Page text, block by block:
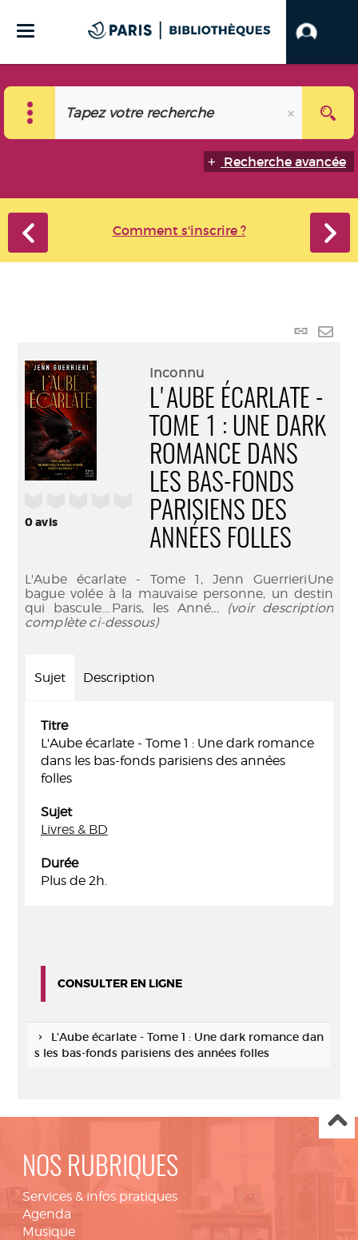
Recherche avancée
Comment s'inscrire ?
Lien
0avis
Inconnu
L'AUBE ÉCARLATE -
TOME 1 : UNE DARK
ROMANCE DANS
LES BAS-FONDS
PARISIENS DES
ANNÉES FOLLES
L'Aube écarlate - Tome 1, Jenn GuerrieriUne
bague volée à la mauvaise personne, un destin
qui bascule....Paris, les Anné... (voir description
complète ci-dessous)
Sujet Description
Titre
L'Aube écarlate - Tome 1 : Une dark romance
dans les bas-fonds parisiens des années
folles
Sujet
Livres & BD
Durée
Plus de 2h.
CONSULTER EN LIGNE
L'Aube écarlate - Tome 1 : Une dark romance dan
s les bas-fonds parisiens des années folles
NOS RUBRIQUES
Services & infos pratiques
Agenda
Musique